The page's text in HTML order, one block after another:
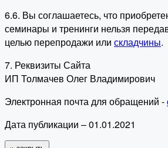
6.6. Вы соглашаетесь, что
семинары и тренинги нельзя
целью перепродажи или складчины.
7. Реквизиты Сайта
ИП Толмачев Олег Владимирович
Электронная почта для обращений -
Дата публикации – 01.01.2021